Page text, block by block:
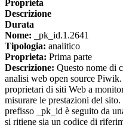
Proprieta
Descrizione
Durata
Nome: _pk_id.1.2641
Tipologia: analitico
Proprieta: Prima parte
Descrizione: Questo nome di
analisi web open source
proprietari di siti Web a
misurare le prestazioni del
prefisso _pk_id è seguito da
si ritiene sia un codice di